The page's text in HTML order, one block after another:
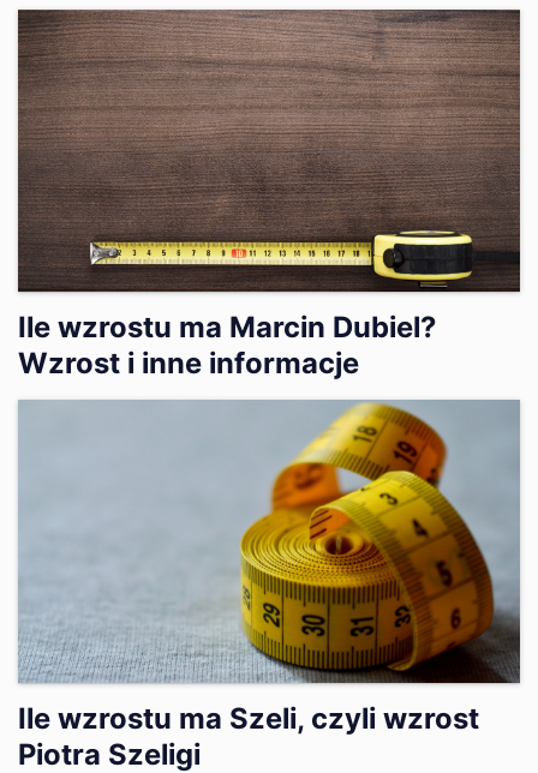
Ile wzrostu ma Marcin Dubiel?
Wzrost i inne informacje
Ile wzrostu ma Szeli, czyli wzrost
Piotra Szeligi